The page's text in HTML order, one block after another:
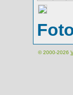
© 2000-2026